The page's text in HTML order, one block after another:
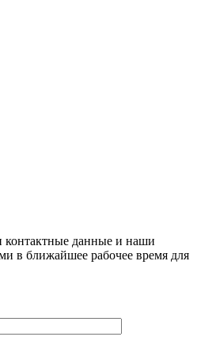
контактные данные и наши
в ближайшее рабочее время для